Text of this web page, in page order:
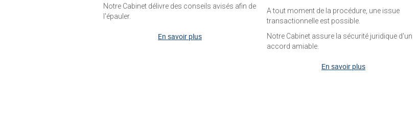
Notre Cabinet délivre des conseils avisés afin de
l'épauler.
En savoir plus
A tout moment de la procédure, une issue
transactionnelle est possible.
Notre Cabinet assure la sécurité juridique d'un
accord amiable.
En savoir plus